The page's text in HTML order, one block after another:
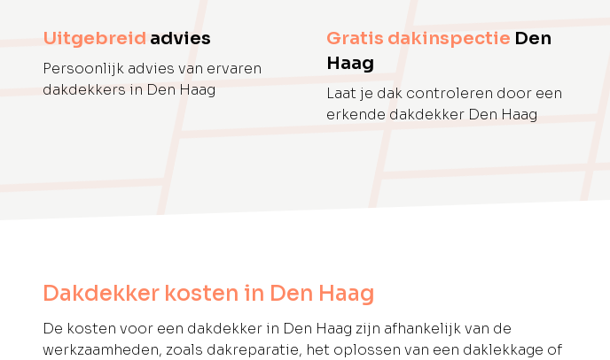
Uitgebreid advies
Persoonlijk advies van ervaren
dakdekkers in Den Haag
Gratis dakinspectie Den
Haag
Laat je dak controleren door een
erkende dakdekker Den Haag
Dakdekker kosten in Den Haag
De kosten voor een dakdekker in Den Haag zijn afhankelijk van de
werkzaamheden, zoals dakreparatie, het oplossen van een daklekkage of